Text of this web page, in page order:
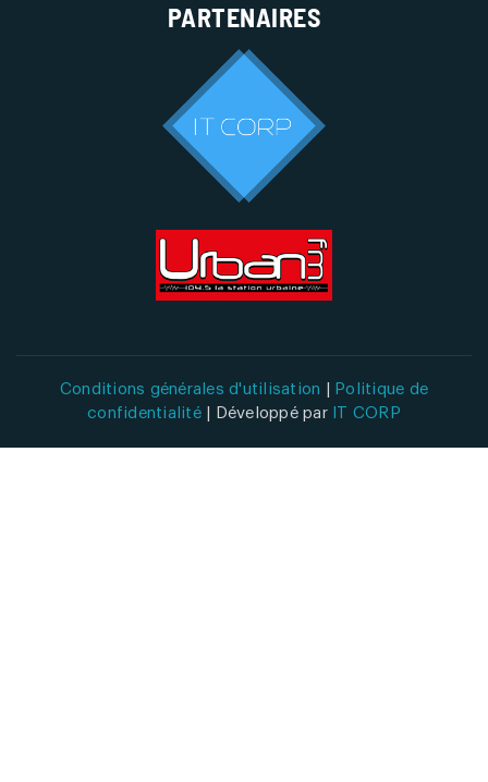
PARTENAIRES
Conditions générales d'utilisation
Politique de
confidentialité
| Développé par IT CORP